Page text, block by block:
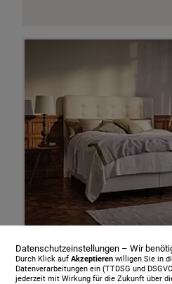
Vispring Herald Superb 180 x
2055 Two Tones - Biscuit |
Datenschutzeinstellungen – Wir
Durch Klick aufAkzeptieren willigen Sie in
Datenverarbeitungen ein (TTDSG und
jederzeit mit Wirkung für die Zukunft über